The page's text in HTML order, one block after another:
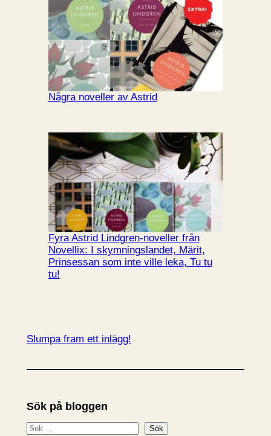
Några noveller av Astrid
Fyra Astrid Lindgren-noveller från
Novellix: I skymningslandet, Märit,
Prinsessan som inte ville leka, Tu tu
tu!
Slumpa fram ett inlägg!
Sök på bloggen
S
Sök